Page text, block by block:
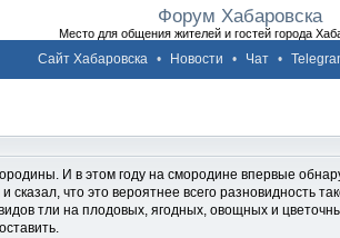
Форум Хабаровска
Место для общения жителей и гостей города
Сайт Хабаровска • Новости • Чат •
И в этом году на смородине впервые
что это вероятнее всего разновидность
тли на плодовых, ягодных, овощных и